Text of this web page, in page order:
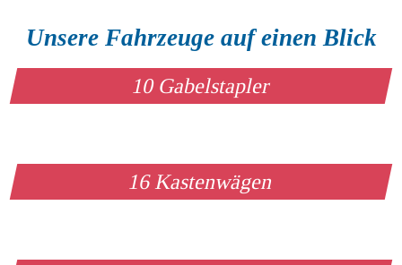
Unsere Fahrzeuge auf einen Blick
10 Gabelstapler
16 Kastenwägen